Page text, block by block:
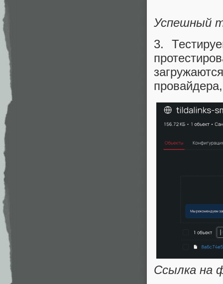
Успешный
3.
Ссылка на